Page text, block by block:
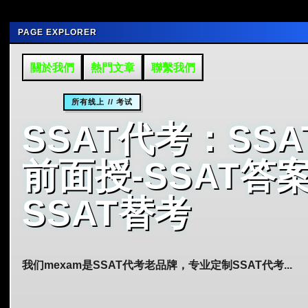
PAGE EXPLORER
關於我們 熱門文章 聯繫我們
所有线上 // 考试
SSAT代考：
前面授-SSAT答
SSAT替考
我们mexam是SSAT代考老品牌，专业定制SSAT代考...